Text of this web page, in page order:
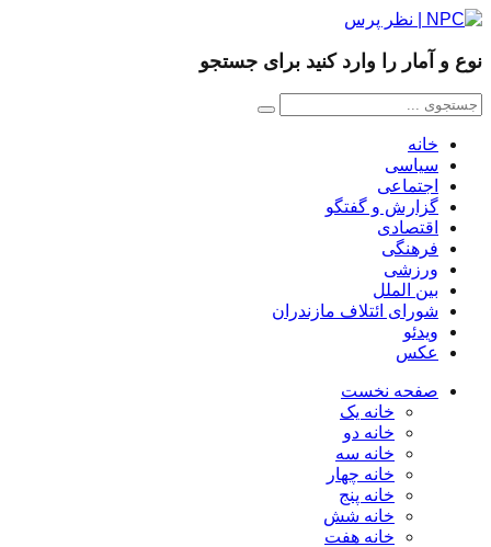
نوع و آمار را وارد کنید برای جستجو
خانه
سیاسی
اجتماعی
گزارش و گفتگو
اقتصادی
فرهنگی
ورزشی
بین الملل
شورای ائتلاف مازندران
ویدئو
عکس
صفحه نخست
خانه یک
خانه دو
خانه سه
خانه چهار
خانه پنج
خانه شش
خانه هفت